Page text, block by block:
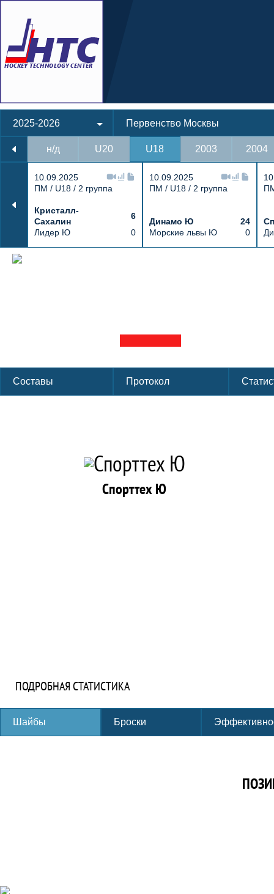
2025-2026 Первенство Москвы
н/д U20 U18 2003 2004
10.09.2025
ПМ / U18 / 2 группа
Кристалл-
Сахалин
6
Лидер Ю
0
10.09.2025
ПМ / U18 / 2 группа
Динамо Ю
24
Морские львы Ю
0
Протокол и события матча
Составы Протокол
Спорттех Ю
ПОДРОБНАЯ СТАТИСТИКА
Шайбы Броски